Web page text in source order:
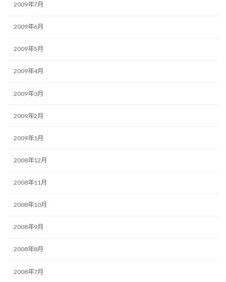
2009年7月
2009年6月
2009年5月
2009年4月
2009年3月
2009年2月
2009年1月
2008年12月
2008年11月
2008年10月
2008年9月
2008年8月
2008年7月